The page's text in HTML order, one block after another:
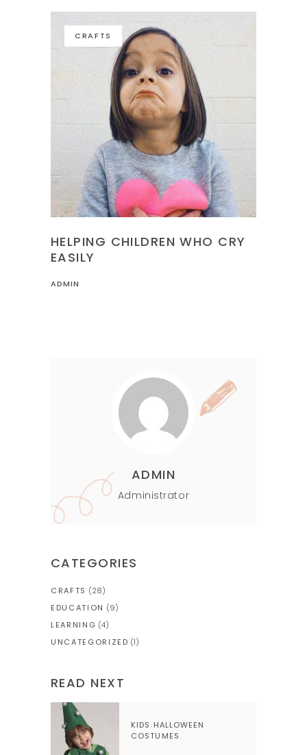
CRAFTS
HELPING CHILDREN WHO CRY
EASILY
ADMIN
ADMIN
Administrator
CATEGORIES
CRAFTS (28)
EDUCATION (9)
LEARNING (4)
UNCATEGORIZED (1)
READ NEXT
KIDS HALLOWEEN
COSTUMES